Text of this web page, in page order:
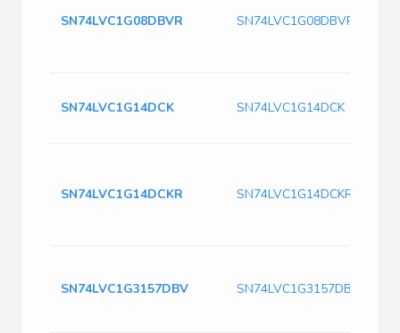
SN74LVC1G08DBVR SN74LVC1G08DBVR
SN74LVC1G14DCK SN74LVC1G14DCK
SN74LVC1G14DCKR SN74LVC1G14DCKR
SN74LVC1G3157DBV SN74LVC1G3157DBV